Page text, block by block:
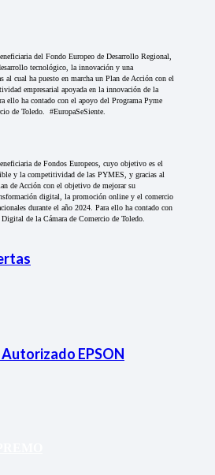
del Fondo Europeo de Desarrollo Regional,
tecnológico, la innovación y una
al cual ha puesto en marcha un Plan de Acción con el
empresarial apoyada en la innovación de la
ello ha contado con el apoyo del Programa Pyme
de Toledo. #EuropaSeSiente.
de Fondos Europeos, cuyo objetivo es el
y la competitividad de las PYMES, y gracias al
de Acción con el objetivo de mejorar su
digital, la promoción online y el comercio
durante el año 2024. Para ello ha contado con
de la Cámara de Comercio de Toledo.
EPSON